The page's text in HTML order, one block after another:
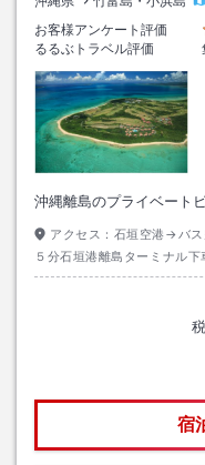
お客様アンケート評価
るるぶトラベル評価
沖縄離島のプライベート
アクセス： 石垣空港→バス
５分石垣港離島ターミナル
浜港行き約２５分小浜港下
宿